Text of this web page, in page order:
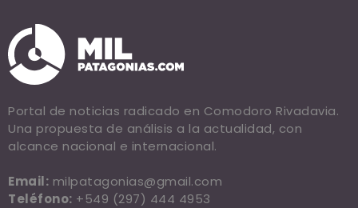
Portal de noticias radicado en Comodoro Rivadavia.
Una propuesta de análisis a la actualidad, con
alcance nacional e internacional.
Email: milpatagonias@gmail.com
Teléfono: +549 (297) 444 4953